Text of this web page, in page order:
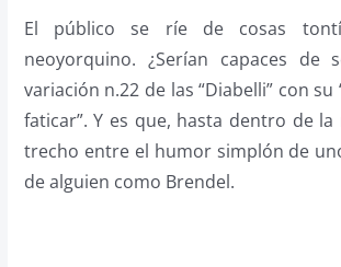
El público se ríe de cosas
neoyorquino. ¿Serían capaces de
variación n.22 de las “Diabelli” con
faticar”. Y es que, hasta dentro de la
trecho entre el humor simplón de
de alguien como Brendel.